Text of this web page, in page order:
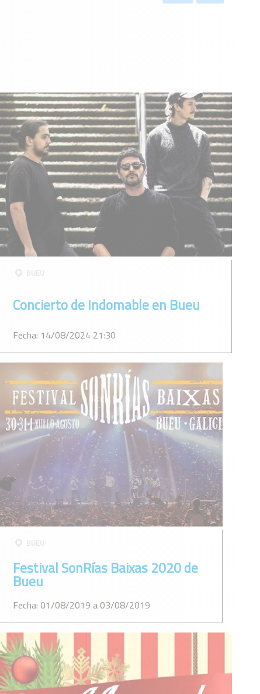
BUEU
Concierto de Indomable en Bueu
Fecha: 14/08/2024 21:30
BUEU
Festival SonRías Baixas 2020 de
Bueu
Fecha: 01/08/2019 a 03/08/2019